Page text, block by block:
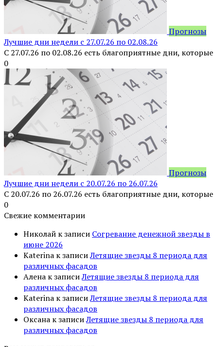
Прогнозы
Лучшие дни недели с 27.07.26 по 02.08.26
С 27.07.26 по 02.08.26 есть благоприятные дни, которые
0
Прогнозы
Лучшие дни недели с 20.07.26 по 26.07.26
С 20.07.26 по 26.07.26 есть благоприятные дни, которые
0
Свежие комментарии
Николай к записи Согревание денежной звезды в
июне 2026
Katerina к записиЛетящие звезды 8 периода для
различных фасадов
Алена к записиЛетящие звезды 8 периода для
различных фасадов
Katerina к записиЛетящие звезды 8 периода для
различных фасадов
Оксана к записиЛетящие звезды 8 периода для
различных фасадов